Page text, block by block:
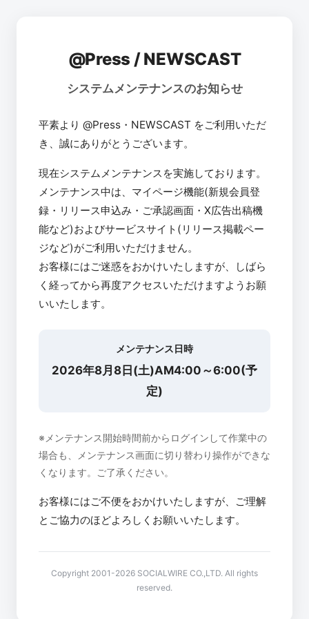
@Press / NEWSCAST
システムメンテナンスのお知らせ
平素より @Press・NEWSCAST をご利用いただ
き、誠にありがとうございます。
現在システムメンテナンスを実施しております。
メンテナンス中は、マイページ機能(新規会員登
録・リリース申込み・ご承認画面・X広告出稿機
能など)およびサービスサイト(リリース掲載ペー
ジなど)がご利用いただけません。
お客様にはご迷惑をおかけいたしますが、しばら
く経ってから再度アクセスいただけますようお願
いいたします。
メンテナンス日時
2026年8月8日(土)AM4:00～6:00(予
定)
※メンテナンス開始時間前からログインして作業中の
場合も、メンテナンス画面に切り替わり操作ができな
くなります。ご了承ください。
お客様にはご不便をおかけいたしますが、ご理解
とご協力のほどよろしくお願いいたします。
Copyright 2001-2026 SOCIALWIRE CO.,LTD. All rights
reserved.